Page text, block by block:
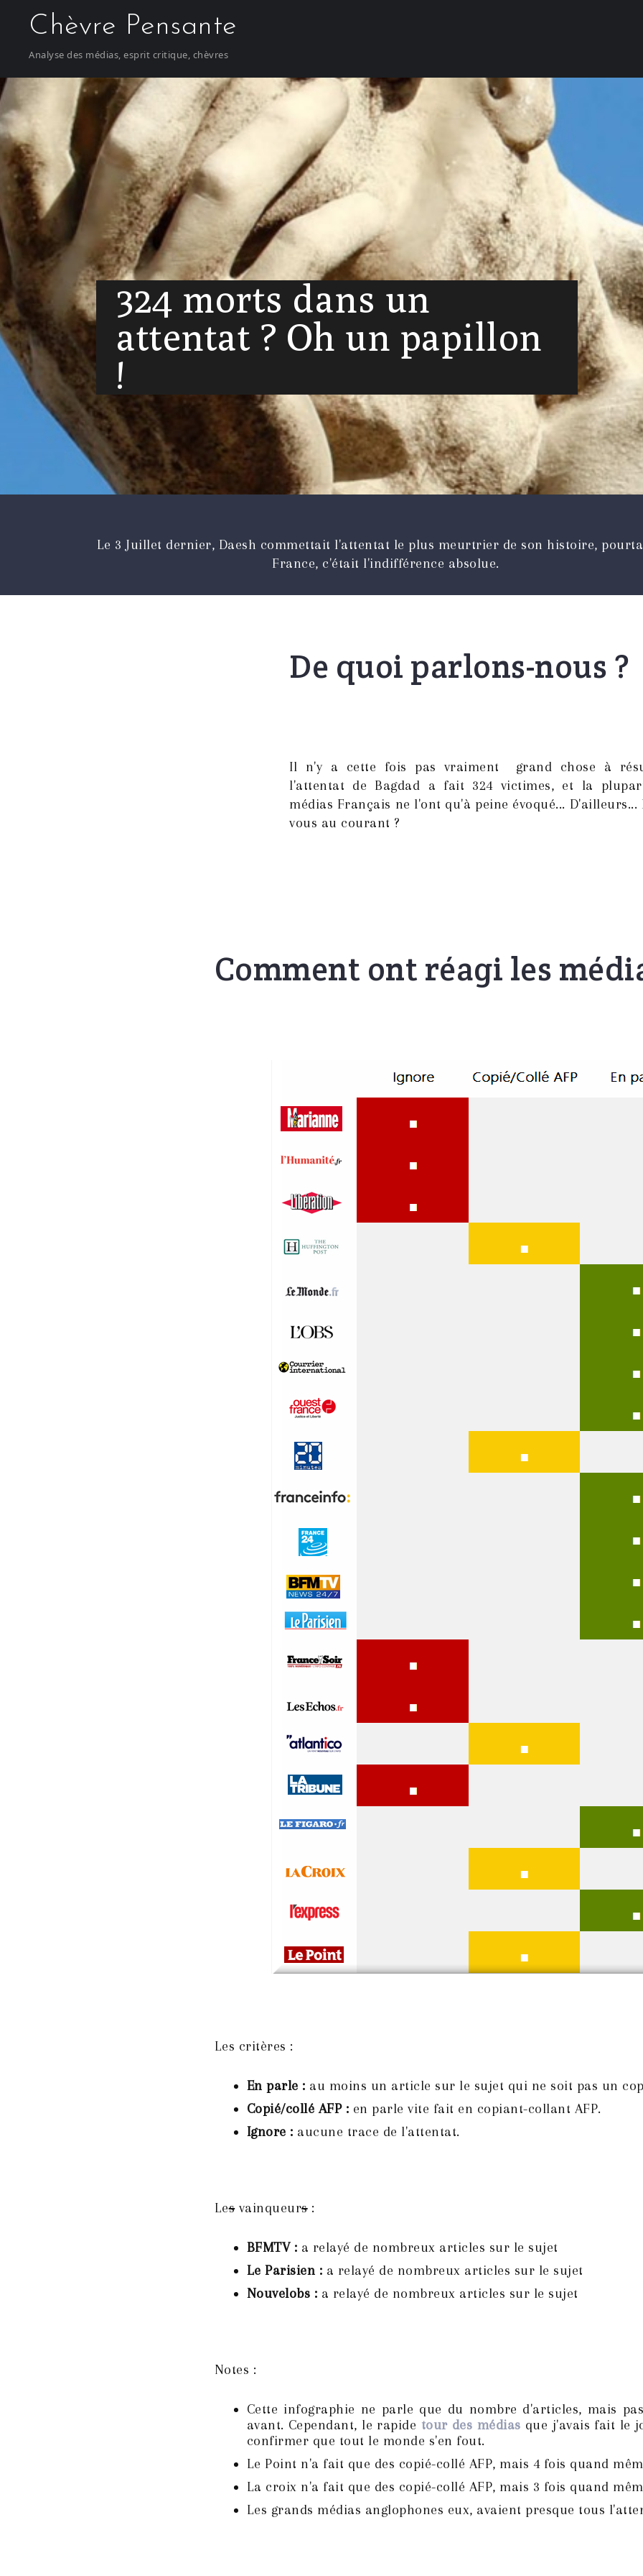
t
o
c
o
n
t
Chèvre Pensante
Analyse des médias, esprit critique, chèvres
324 morts dans un
attentat ? Oh un papillon
!
Le 3 Juillet dernier, Daesh commettait l'attentat le plus meurtrier de son histoire,
France, c'était l'indifférence absolue.
De quoi parlons-nous ?
Il n'y a cette fois pas vraiment grand chose à
l'attentat de Bagdad a fait 324 victimes, et la
médias Français ne l'ont qu'à peine évoqué... D'ailleurs...
vous au courant ?
Comment ont réagi les
Les critères :
En parle : au moins un article sur le sujet qui ne soit pas un
Copié/collé AFP : en parle vite fait en copiant-collant AFP.
Ignore : aucune trace de l'attentat.
Lesvainqueurs:
BFMTV : a relayé de nombreux articles sur le sujet
Le Parisien : a relayé de nombreux articles sur le sujet
Nouvelobs : a relayé de nombreux articles sur le sujet
Notes :
Cette infographie ne parle que du nombre d'articles, mais
avant. Cependant, le rapide tour des médias que j'avais fait le
confirmer que tout le monde s'en fout.
Le Point n'a fait que des copié-collé AFP, mais 4 fois quand
La croix n'a fait que des copié-collé AFP, mais 3 fois quand
Les grands médias anglophones eux, avaient presque tous